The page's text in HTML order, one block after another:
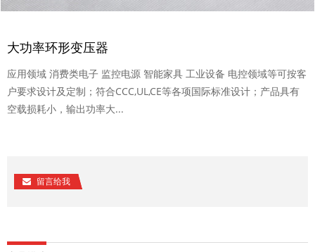
大功率环形变压器
应用领域 消费类电子 监控电源 智能家具 工业设备 电控领域等可按客
户要求设计及定制；符合CCC,UL,CE等各项国际标准设计；产品具有
空载损耗小，输出功率大...
留言给我